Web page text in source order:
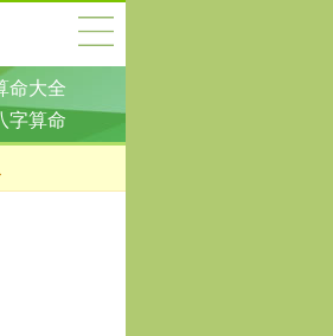
命大全
字算命